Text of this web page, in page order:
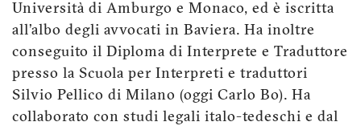
Università di Amburgo e Monaco, ed è iscritta
all’albo degli avvocati in Baviera. Ha inoltre
conseguito il Diploma di Interprete e Traduttore
presso la Scuola per Interpreti e traduttori
Silvio Pellico di Milano (oggi Carlo Bo). Ha
collaborato con studi legali italo-tedeschi e dal